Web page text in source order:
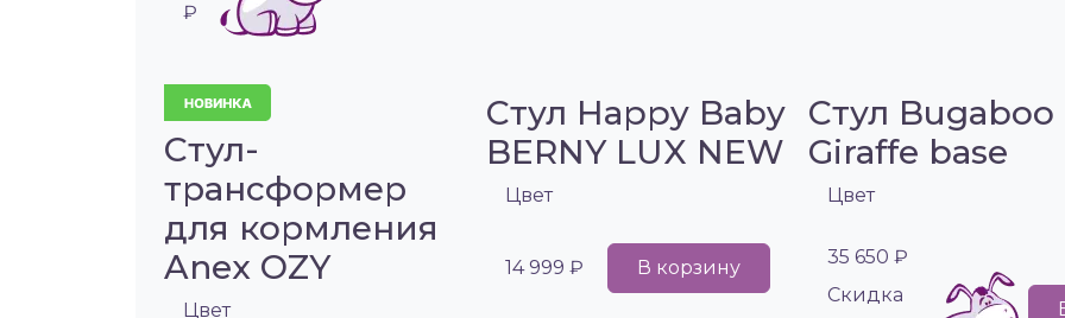
₽
Стул-
трансформер
для кормления
Anex OZY
Цвет
Стул Happy Baby
BERNY LUX NEW
Цвет
14 999 ₽ В корзину
Стул Bugaboo
Giraffe base
Цвет
35 650 ₽
Cкидка